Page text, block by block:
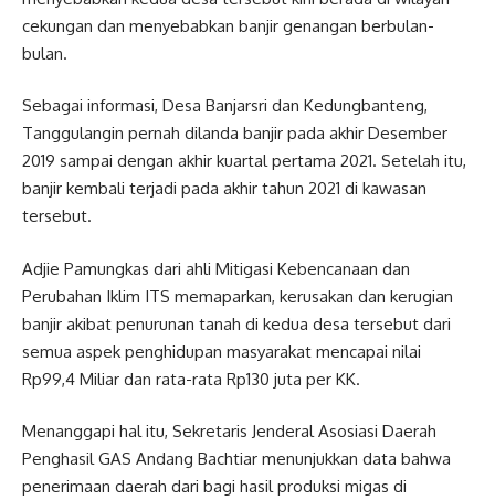
cekungan dan menyebabkan banjir genangan berbulan-
bulan.
Sebagai informasi, Desa Banjarsri dan Kedungbanteng,
Tanggulangin pernah dilanda banjir pada akhir Desember
2019 sampai dengan akhir kuartal pertama 2021. Setelah itu,
banjir kembali terjadi pada akhir tahun 2021 di kawasan
tersebut.
Adjie Pamungkas dari ahli Mitigasi Kebencanaan dan
Perubahan Iklim ITS memaparkan, kerusakan dan kerugian
banjir akibat penurunan tanah di kedua desa tersebut dari
semua aspek penghidupan masyarakat mencapai nilai
Rp99,4 Miliar dan rata-rata Rp130 juta per KK.
Menanggapi hal itu, Sekretaris Jenderal Asosiasi Daerah
Penghasil GAS Andang Bachtiar menunjukkan data bahwa
penerimaan daerah dari bagi hasil produksi migas di